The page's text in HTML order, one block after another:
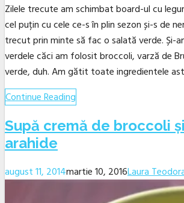
Zilele trecute am schimbat board-ul cu
cel puțin cu cele ce-s în plin sezon și-s de
trecut prin minte să fac o salată verde. Și-
verdele căci am folosit broccoli, varză de
verde, duh. Am gătit toate ingredientele
Continue Reading
Supă cremă de broccoli
arahide
august 11, 2014martie 10, 2016Laura